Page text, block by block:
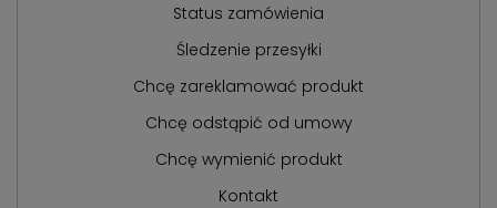
Status zamówienia
Śledzenie przesyłki
Chcę zareklamować produkt
Chcę odstąpić od umowy
Chcę wymienić produkt
Kontakt